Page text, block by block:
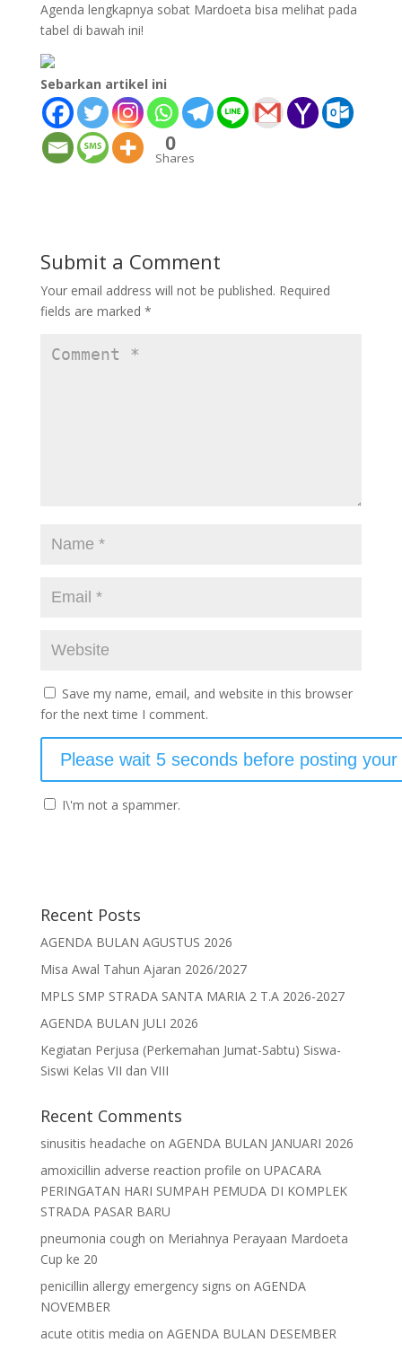
Agenda lengkapnya sobat Mardoeta bisa melihat pada
tabel di bawah ini!
Sebarkan artikel ini
0
Shares
Submit a Comment
Your email address will not be published. Required
fields are marked *
Save my name, email, and website in this browser
for the next time I comment.
I\'m not a spammer.
Recent Posts
AGENDA BULAN AGUSTUS 2026
Misa Awal Tahun Ajaran 2026/2027
MPLS SMP STRADA SANTA MARIA 2 T.A 2026-2027
AGENDA BULAN JULI 2026
Kegiatan Perjusa (Perkemahan Jumat-Sabtu) Siswa-
Siswi Kelas VII dan VIII
Recent Comments
sinusitis headache on AGENDA BULAN JANUARI 2026
amoxicillin adverse reaction profile on UPACARA
PERINGATAN HARI SUMPAH PEMUDA DI KOMPLEK
STRADA PASAR BARU
pneumonia cough on Meriahnya Perayaan Mardoeta
Cup ke 20
penicillin allergy emergency signs on AGENDA
NOVEMBER
acute otitis media on AGENDA BULAN DESEMBER